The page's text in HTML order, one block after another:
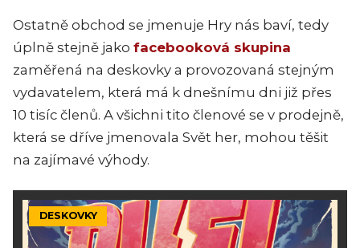
Ostatně obchod se jmenuje Hry nás baví, tedy
úplně stejně jako facebooková skupina
zaměřená na deskovky a provozovaná stejným
vydavatelem, která má k dnešnímu dni již přes
10 tisíc členů. A všichni tito členové se v prodejně,
která se dříve jmenovala Svět her, mohou těšit
na zajímavé výhody.
DESKOVKY